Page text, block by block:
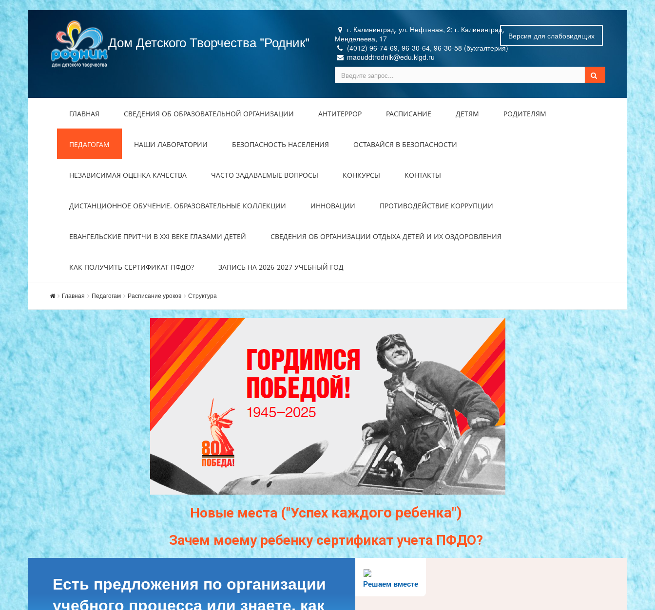
Дом Детского Творчества "Родник"
г. Калининград, ул. Нефтяная, 2; г. Калининград,
Менделеева, 17
(4012) 96-74-69, 96-30-64, 96-30-58 (бухгалтерия)
maouddtrodnik@edu.klgd.ru
Версия для слабовидящих
ГЛАВНАЯ СВЕДЕНИЯ ОБ ОБРАЗОВАТЕЛЬНОЙ ОРГАНИЗАЦИИ АНТИТЕРРОР РАСПИСАНИЕ ДЕТЯМ РОДИТЕЛЯМ
ПЕДАГОГАМ НАШИ ЛАБОРАТОРИИ БЕЗОПАСНОСТЬ НАСЕЛЕНИЯ ОСТАВАЙСЯ В БЕЗОПАСНОСТИ
НЕЗАВИСИМАЯ ОЦЕНКА КАЧЕСТВА ЧАСТО ЗАДАВАЕМЫЕ ВОПРОСЫ КОНКУРСЫ КОНТАКТЫ
ДИСТАНЦИОННОЕ ОБУЧЕНИЕ. ОБРАЗОВАТЕЛЬНЫЕ КОЛЛЕКЦИИ ИННОВАЦИИ ПРОТИВОДЕЙСТВИЕ КОРРУПЦИИ
ЕВАНГЕЛЬСКИЕ ПРИТЧИ В XXI ВЕКЕ ГЛАЗАМИ ДЕТЕЙ СВЕДЕНИЯ ОБ ОРГАНИЗАЦИИ ОТДЫХА ДЕТЕЙ И ИХ ОЗДОРОВЛЕНИЯ
КАК ПОЛУЧИТЬ СЕРТИФИКАТ ПФДО? ЗАПИСЬ НА 2026-2027 УЧЕБНЫЙ ГОД
Главная Педагогам Расписание уроков Структура
Новые места ("Успехкаждогоребенка")
Зачем моему ребенку сертификат учета ПФДО?
Решаем вместе
Есть предложения по организации
учебного процесса или знаете, как